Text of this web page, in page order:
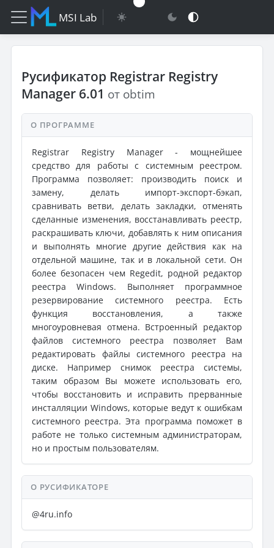
MSI Lab
Русификатор Registrar Registry
Manager 6.01 от obtim
О ПРОГРАММЕ
Registrar Registry Manager - мощнейшее
средство для работы с системным реестром.
Программа позволяет: производить поиск и
замену, делать импорт-экспорт-бэкап,
сравнивать ветви, делать закладки, отменять
сделанные изменения, восстанавливать реестр,
раскрашивать ключи, добавлять к ним описания
и выполнять многие другие действия как на
отдельной машине, так и в локальной сети. Он
более безопасен чем Regedit, родной редактор
реестра Windows. Выполняет программное
резервирование системного реестра. Есть
функция восстановления, а также
многоуровневая отмена. Встроенный редактор
файлов системного реестра позволяет Вам
редактировать файлы системного реестра на
диске. Например снимок реестра системы,
таким образом Вы можете использовать его,
чтобы восстановить и исправить прерванные
инсталляции Windows, которые ведут к ошибкам
системного реестра. Эта программа поможет в
работе не только системным администраторам,
но и простым пользователям.
О РУСИФИКАТОРЕ
@4ru.info